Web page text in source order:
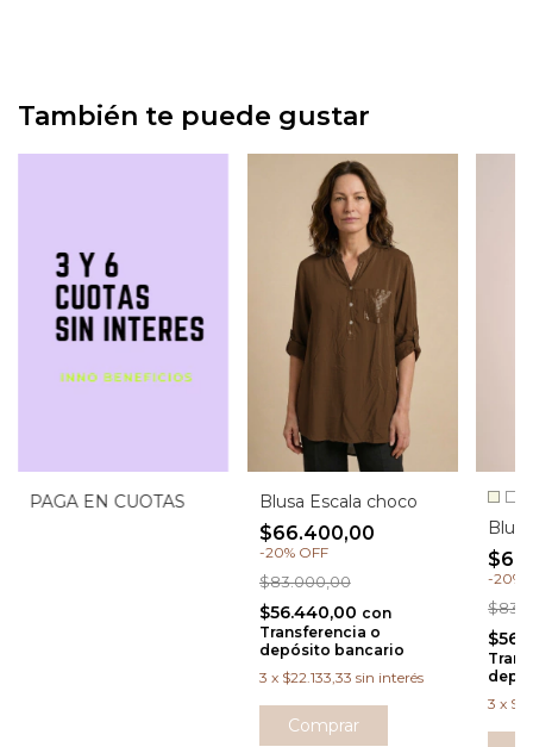
También te puede gustar
PAGA EN CUOTAS Blusa Escala choco
$66.400,00
-20% OFF
$83.000,00
$56.440,00 con
Transferencia o
depósito bancario
3 x $22.133,33 sin interés
Comprar
-20%
3 x